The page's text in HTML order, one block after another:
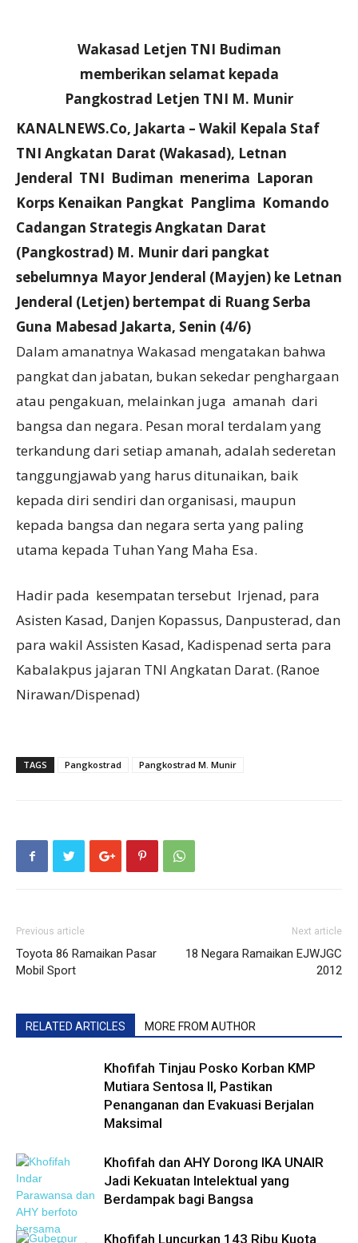
Wakasad Letjen TNI Budiman
memberikan selamat kepada
Pangkostrad Letjen TNI M. Munir
KANALNEWS.Co, Jakarta – Wakil Kepala Staf
TNI Angkatan Darat (Wakasad), Letnan
Jenderal TNI Budiman menerima Laporan
Korps Kenaikan Pangkat Panglima Komando
Cadangan Strategis Angkatan Darat
(Pangkostrad) M. Munir dari pangkat
sebelumnya Mayor Jenderal (Mayjen) ke Letnan
Jenderal (Letjen) bertempat di Ruang Serba
Guna Mabesad Jakarta, Senin (4/6)
Dalam amanatnya Wakasad mengatakan bahwa
pangkat dan jabatan, bukan sekedar penghargaan
atau pengakuan, melainkan juga amanah dari
bangsa dan negara. Pesan moral terdalam yang
terkandung dari setiap amanah, adalah sederetan
tanggungjawab yang harus ditunaikan, baik
kepada diri sendiri dan organisasi, maupun
kepada bangsa dan negara serta yang paling
utama kepada Tuhan Yang Maha Esa.
Hadir pada kesempatan tersebut Irjenad, para
Asisten Kasad, Danjen Kopassus, Danpusterad, dan
para wakil Assisten Kasad, Kadispenad serta para
Kabalakpus jajaran TNI Angkatan Darat. (Ranoe
Nirawan/Dispenad)
TAGS Pangkostrad Pangkostrad M. Munir
Previous article
Toyota 86 Ramaikan Pasar
Mobil Sport
Next article
18 Negara Ramaikan EJWJGC
2012
RELATED ARTICLES MORE FROM AUTHOR
Khofifah Tinjau Posko Korban KMP
Mutiara Sentosa II, Pastikan
Penanganan dan Evakuasi Berjalan
Maksimal
Khofifah dan AHY Dorong IKA UNAIR
Jadi Kekuatan Intelektual yang
Berdampak bagi Bangsa
Khofifah Luncurkan 143 Ribu Kuota